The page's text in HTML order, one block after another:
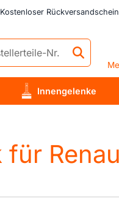
Kostenloser Rückversandschein
Innengelenke